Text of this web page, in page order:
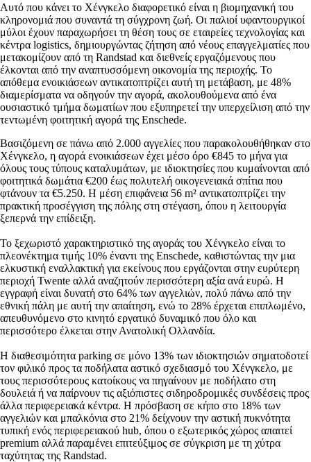
Αυτό που κάνει το Χένγκελο διαφορετικό είναι η βιομηχανική του
κληρονομιά που συναντά τη σύγχρονη ζωή. Οι παλιοί υφαντουργικοί
μύλοι έχουν παραχωρήσει τη θέση τους σε εταιρείες τεχνολογίας και
κέντρα logistics, δημιουργώντας ζήτηση από νέους επαγγελματίες που
μετακομίζουν από τη Randstad και διεθνείς εργαζόμενους που
έλκονται από την αναπτυσσόμενη οικονομία της περιοχής. Το
απόθεμα ενοικιάσεων αντικατοπτρίζει αυτή τη μετάβαση, με 48%
διαμερίσματα να οδηγούν την αγορά, ακολουθούμενα από ένα
ουσιαστικό τμήμα δωματίων που εξυπηρετεί την υπερχείλιση από την
τεντωμένη φοιτητική αγορά της Enschede.
Βασιζόμενη σε πάνω από 2.000 αγγελίες που παρακολουθήθηκαν στο
Χένγκελο, η αγορά ενοικιάσεων έχει μέσο όρο €845 το μήνα για
όλους τους τύπους καταλυμάτων, με ιδιοκτησίες που κυμαίνονται από
φοιτητικά δωμάτια €200 έως πολυτελή οικογενειακά σπίτια που
φτάνουν τα €5.250. Η μέση επιφάνεια 56 m² αντικατοπτρίζει την
πρακτική προσέγγιση της πόλης στη στέγαση, όπου η λειτουργία
ξεπερνά την επίδειξη.
Το ξεχωριστό χαρακτηριστικό της αγοράς του Χένγκελο είναι το
πλεονέκτημα τιμής 10% έναντι της Enschede, καθιστώντας την μια
ελκυστική εναλλακτική για εκείνους που εργάζονται στην ευρύτερη
περιοχή Twente αλλά αναζητούν περισσότερη αξία ανά ευρώ. Η
εγγραφή είναι δυνατή στο 64% των αγγελιών, πολύ πάνω από την
εθνική πάλη με αυτή την απαίτηση, ενώ το 28% έρχεται επιπλωμένο,
απευθυνόμενο στο κινητό εργατικό δυναμικό που όλο και
περισσότερο έλκεται στην Ανατολική Ολλανδία.
Η διαθεσιμότητα parking σε μόνο 13% των ιδιοκτησιών σηματοδοτεί
τον φιλικό προς τα ποδήλατα αστικό σχεδιασμό του Χένγκελο, με
τους περισσότερους κατοίκους να πηγαίνουν με ποδήλατο στη
δουλειά ή να παίρνουν τις αξιόπιστες σιδηροδρομικές συνδέσεις προς
άλλα περιφερειακά κέντρα. Η πρόσβαση σε κήπο στο 18% των
αγγελιών και μπαλκόνια στο 21% δείχνουν την αστική πυκνότητα
τυπική ενός περιφερειακού hub, όπου ο εξωτερικός χώρος απαιτεί
premium αλλά παραμένει επιτεύξιμος σε σύγκριση με τη χύτρα
ταχύτητας της Randstad.